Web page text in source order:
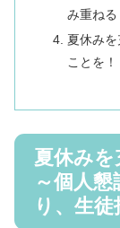
み重ねる
夏休み
ことを！
夏休み
～個人
り、生